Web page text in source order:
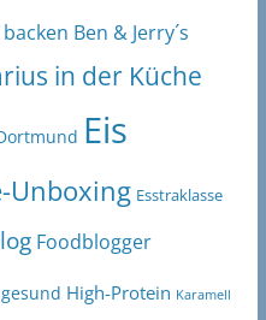
backen Ben & Jerry´s
in der Küche
Eis
Unboxing Esstraklasse
Foodblogger
gesund High-Protein Karamell